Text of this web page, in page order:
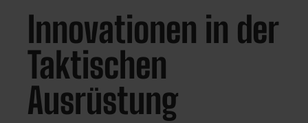
Innovationen in der
Taktischen
Ausrüstung